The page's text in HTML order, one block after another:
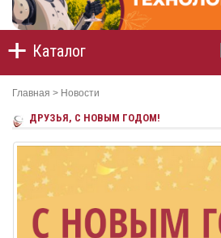
Каталог
Главная > Новости
ДРУЗЬЯ, С НОВЫМ ГОДОМ!